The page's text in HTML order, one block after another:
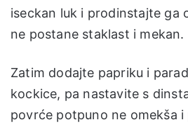
iseckan luk i prodinstajte ga
ne postane staklast i mekan.
Zatim dodajte papriku i
kockice, pa nastavite s
povrće potpuno ne omekša i